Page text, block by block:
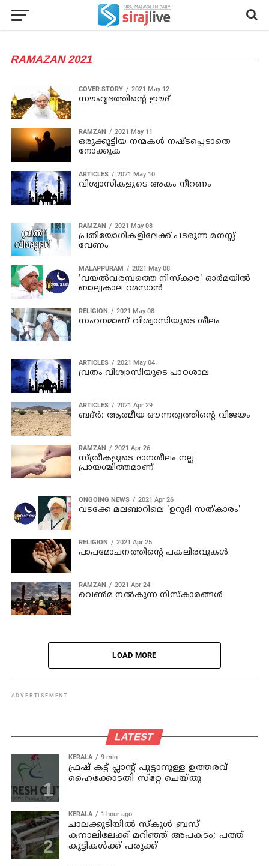
RAMAZAN 2021
COVER STORY 2021 May 12
സൗഹൃദത്തിന്റെ ഈദ്
RAMZAN 2021 May 11
ഒരുക്കൂട്ടിയ നന്മകൾ നഷ്ടപ്പെടാതെ
നോക്കുക
ARTICLES 2021 May 10
വിശ്വാസികളുടെ അകം നീറണം
RAMZAN 2021 May 08
പ്രതിയോഗികളിലേക്ക് പടരുന്ന മനസ്സ്
വേണം
MALAPPURAM 2021 May 08
'വയൽവരമ്പത്തെ നിസ്കാര' ഓർമയിൽ
ബാല്യകാല റമസാൻ
RELIGION 2021 May 08
സഹനമാണ് വിശ്വാസിയുടെ ശീലം
ARTICLES 2021 May 04
വ്രതം വിശ്വാസിയുടെ പാഠശാല
ARTICLES 2021 Apr 29
ബദ്ർ: ആത്മീയ ഔന്നത്യത്തിന്റെ വിജയം
RAMZAN 2021 Apr 26
സ്ത്രീകളുടെ ദാനശീലം നല്ല
പ്രായശ്ചിത്തമാണ്
ONGOING NEWS 2021 Apr 26
വടക്കേ മലബാറിലെ 'ഉറുദി സത്കാരം'
RELIGION 2021 Apr 25
പാപമോചനത്തിന്റെ പകലിരവുകൾ
RAMZAN 2021 Apr 24
വെൺമ നൽകുന്ന നിസ്‌കാരങ്ങൾ
LOAD MORE
ADVERTISEMENT
LATEST
KERALA 9 min
ഫ്രഷ് കട്ട് പ്ലാൻ്റ് പൂട്ടാനുള്ള ഉത്തരവ്
ഹൈക്കോടതി സ്‌റ്റേ ചെയ്തു
KERALA 1 hour ago
ചാലക്കുടിയില്‍ സ്‌കൂള്‍ ബസ്
കനാലിലേക്ക് മറിഞ്ഞ് അപകടം; പത്ത്
കുട്ടികള്‍ക്ക് പരുക്ക്